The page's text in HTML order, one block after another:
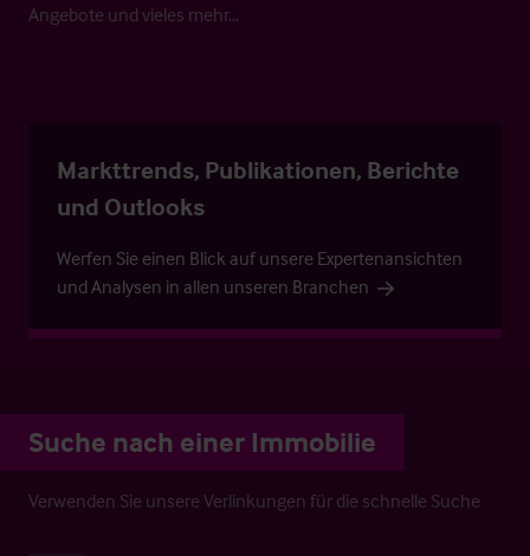
Angebote und vieles mehr…
Markttrends, Publikationen, Berichte
und Outlooks
Werfen Sie einen Blick auf unsere Expertenansichten
und Analysen in allen unseren Branchen
Suche nach einer Immobilie
Verwenden Sie unsere Verlinkungen für die schnelle Suche